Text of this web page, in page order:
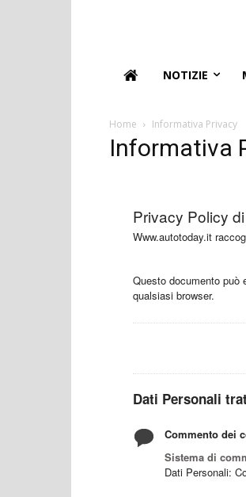
NOTIZIE
Home Informativa Privacy
Informativa
Privacy Policy di
Www.autotoday.it
Questo documento può
qualsiasi browser.
Dati Personali
Commento dei
Sistema di
Dati Personali: